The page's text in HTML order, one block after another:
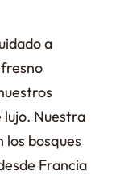
a
lujo. Nuestra
los bosques
Francia